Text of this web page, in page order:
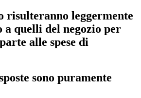
risulteranno leggermente
quelli del negozio per
alle spese di
sono puramente